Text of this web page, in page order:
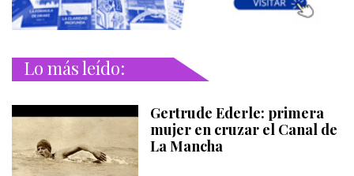
Lo más leído:
Gertrude Ederle: primera
mujer en cruzar el Canal de
La Mancha